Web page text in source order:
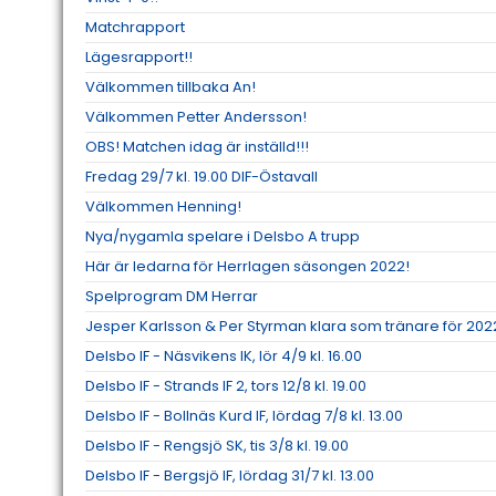
Matchrapport
Lägesrapport!!
Välkommen tillbaka An!
Välkommen Petter Andersson!
OBS! Matchen idag är inställd!!!
Fredag 29/7 kl. 19.00 DIF-Östavall
Välkommen Henning!
Nya/nygamla spelare i Delsbo A trupp
Här är ledarna för Herrlagen säsongen 2022!
Spelprogram DM Herrar
Jesper Karlsson & Per Styrman klara som tränare för
Delsbo IF - Näsvikens IK, lör 4/9 kl. 16.00
Delsbo IF - Strands IF 2, tors 12/8 kl. 19.00
Delsbo IF - Bollnäs Kurd IF, lördag 7/8 kl. 13.00
Delsbo IF - Rengsjö SK, tis 3/8 kl. 19.00
Delsbo IF - Bergsjö IF, lördag 31/7 kl. 13.00